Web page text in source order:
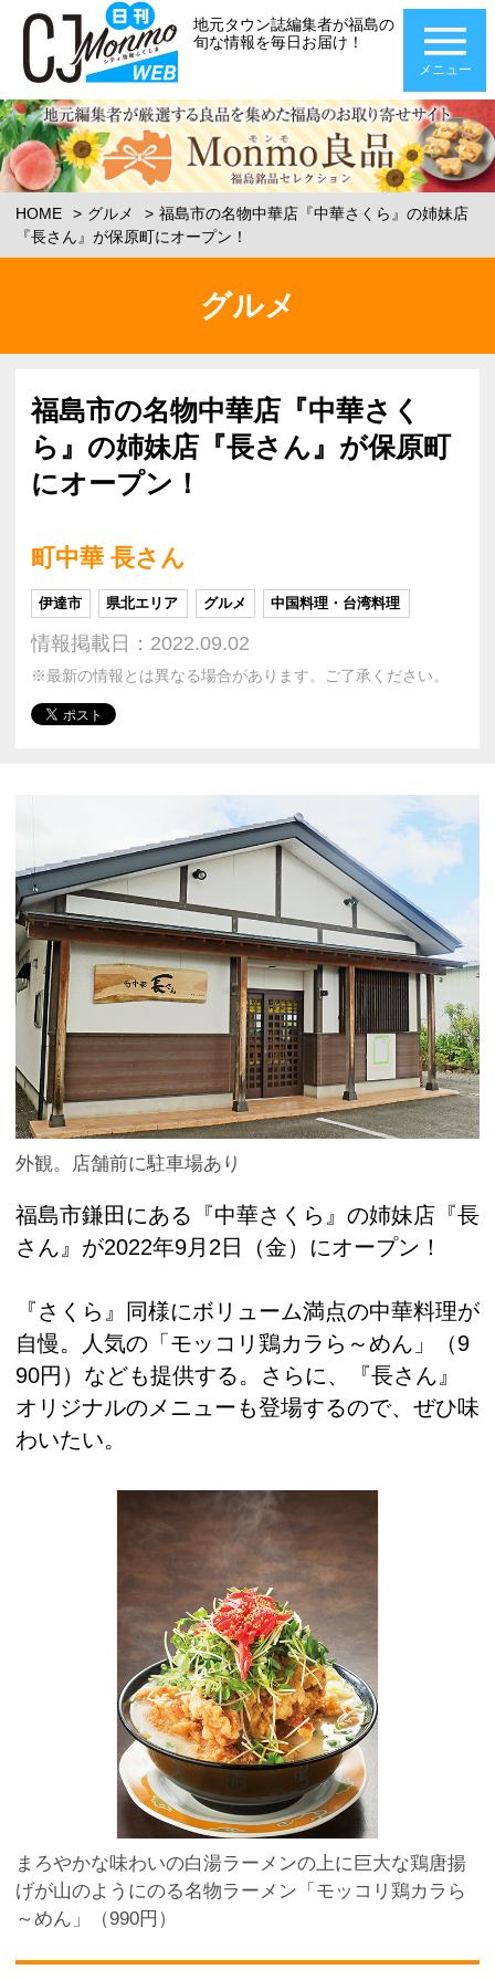
地元タウン誌編集者が福島の
旬な情報を毎日お届け！
メニュー
HOME グルメ
福島市の名物中華店『中華さくら』の姉妹店
『長さん』が保原町にオープン！
グルメ
福島市の名物中華店『中華さく
ら』の姉妹店『長さん』が保原町
にオープン！
町中華 長さん
伊達市 県北エリア グルメ 中国料理・台湾料理
情報掲載日：2022.09.02
※最新の情報とは異なる場合があります。ご了承ください。
外観。店舗前に駐車場あり
福島市鎌田にある『中華さくら』の姉妹店『長
さん』が2022年9月2日（金）にオープン！
『さくら』同様にボリューム満点の中華料理が
自慢。人気の「モッコリ鶏カラら～めん」（9
90円）なども提供する。さらに、『長さん』
オリジナルのメニューも登場するので、ぜひ味
わいたい。
まろやかな味わいの白湯ラーメンの上に巨大な鶏唐揚
げが山のようにのる名物ラーメン「モッコリ鶏カラら
～めん」（990円）